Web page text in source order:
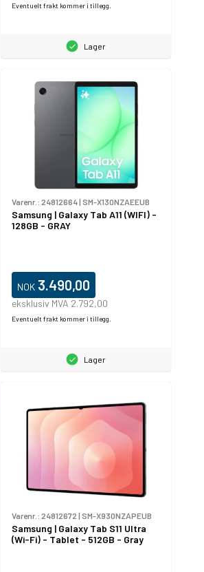
Eventuelt frakt kommer i tillegg.
Lager
Varenr.: 24812664| SM-X130NZAEEUB
Samsung | Galaxy Tab A11 (WIFI) -
128GB - GRAY
NOK 3.490,00
eksklusiv MVA 2.792,00
Eventuelt frakt kommer i tillegg.
Lager
Varenr.: 24812672 | SM-X930NZAPEUB
Samsung | Galaxy Tab S11 Ultra
(Wi-Fi) - Tablet - 512GB - Gray